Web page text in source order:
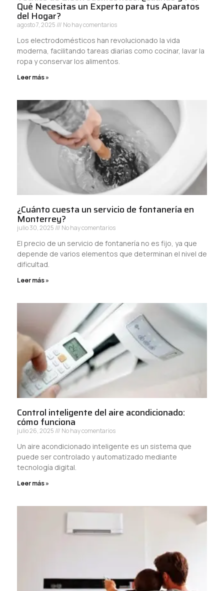
Qué Necesitas un Experto para tus Aparatos
del Hogar?
agosto 7, 2025 No hay comentarios
Los electrodomésticos han revolucionado la vida
moderna, facilitando tareas diarias como cocinar, lavar la
ropa y conservar los alimentos.
Leer más »
¿Cuánto cuesta un servicio de fontanería en
Monterrey?
julio 30, 2025 No hay comentarios
El precio de un servicio de fontanería no es fijo, ya que
depende de varios elementos que determinan el nivel de
dificultad.
Leer más »
Control inteligente del aire acondicionado:
cómo funciona
julio 26, 2025 No hay comentarios
Un aire acondicionado inteligente es un sistema que
puede ser controlado y automatizado mediante
tecnología digital.
Leer más »